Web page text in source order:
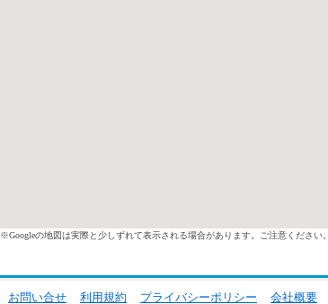
※Googleの地図は実際と少しずれて表示される場合があります。ご注意ください。
お問い合せ 利用規約 プライバシーポリシー 会社概要